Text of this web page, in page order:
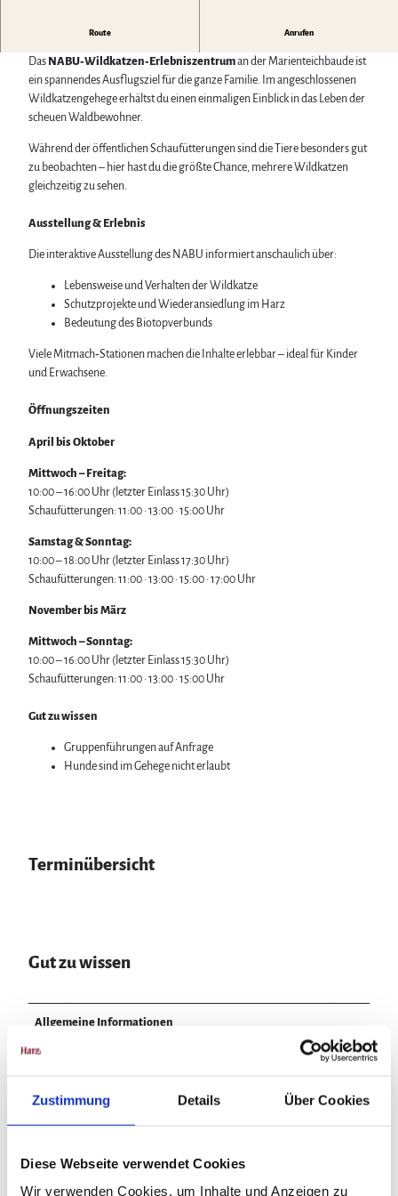
Zustimmung Details Über Cookies
Diese Webseite verwendet Cookies
Wir verwenden Cookies, um Inhalte und Anzeigen zu
Bäder, Thermen & Saunen
Urlaub mit Hund im Harz
Filmkulisse Harz
Regionalstudie Harz
Initiative "Der Wald ruft"
0% Müll - 100% Harz #NimmsWiederMit
Osterfeuer
Weihnachts- & Adventsmärkte
Stadt- & Sonderführungen im Harz
Theater & Bühnen im Harz
Service
Wir für unsere Gäste
Prospekte
Newsletter-Anmeldung
Apps & Multimedia-Guides
Harzer Tourismusverband
Jobs im Harztourismus
Route Anrufen
Ein besonderes Ausflugsziel bei Bad Harzburg
Das NABU‑Wildkatzen‑Erlebniszentruman der Marienteichbaude ist
ein spannendes Ausflugsziel für die ganze Familie. Im angeschlossenen
Wildkatzengehege erhältst du einen einmaligen Einblick in das Leben der
scheuen Waldbewohner.
Während der öffentlichen Schaufütterungen sind die Tiere besonders gut
zu beobachten – hier hast du die größte Chance, mehrere Wildkatzen
gleichzeitig zu sehen.
Ausstellung & Erlebnis
Die interaktive Ausstellung des NABU informiert anschaulich über:
Lebensweise und Verhalten der Wildkatze
Schutzprojekte und Wiederansiedlung im Harz
Bedeutung des Biotopverbunds
Viele Mitmach‑Stationen machen die Inhalte erlebbar – ideal für Kinder
und Erwachsene.
Öffnungszeiten
April bis Oktober
Mittwoch – Freitag:
10:00 – 16:00 Uhr (letzter Einlass 15:30 Uhr)
Schaufütterungen: 11:00 · 13:00 · 15:00 Uhr
Samstag & Sonntag:
10:00 – 18:00 Uhr (letzter Einlass 17:30 Uhr)
Schaufütterungen: 11:00 · 13:00 · 15:00 · 17:00 Uhr
November bis März
Mittwoch – Sonntag:
10:00 – 16:00 Uhr (letzter Einlass 15:30 Uhr)
Schaufütterungen: 11:00 · 13:00 · 15:00 Uhr
Gut zu wissen
Gruppenführungen auf Anfrage
Hunde sind im Gehege nicht erlaubt
Terminübersicht
Gut zu wissen
Allgemeine Informationen
Touristische Veranstaltung
Zielgruppe Jugendliche